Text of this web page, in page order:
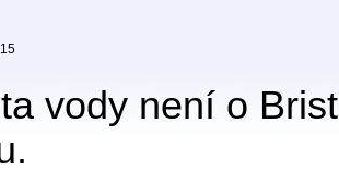
vody není o